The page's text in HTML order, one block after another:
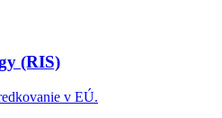
(RIS)
v EÚ.